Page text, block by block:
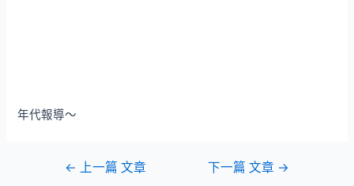
年代報導～
← 上一篇 文章 下一篇 文章 →